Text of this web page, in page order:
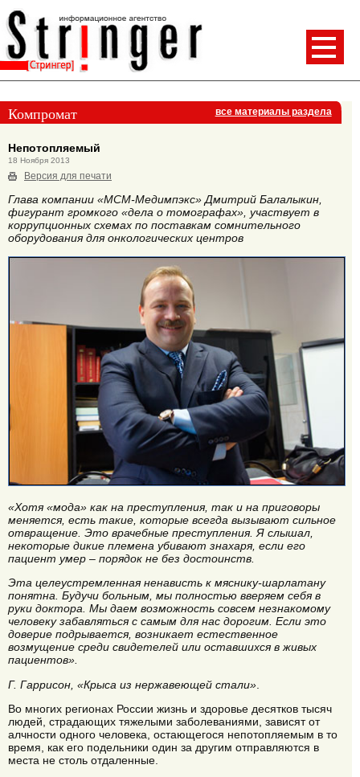
Компромат все материалы раздела
Непотопляемый
18 Ноября 2013
Версия для печати
Глава компании «МСМ-Медимпэкс» Дмитрий Балалыкин,
фигурант громкого «дела о томографах», участвует в
коррупционных схемах по поставкам сомнительного
оборудования для онкологических центров
«Хотя «мода» как на преступления, так и на приговоры
меняется, есть такие, которые всегда вызывают сильное
отвращение. Это врачебные преступления. Я слышал,
некоторые дикие племена убивают знахаря, если его
пациент умер – порядок не без достоинств.
Эта целеустремленная ненависть к мяснику-шарлатану
понятна. Будучи больным, мы полностью вверяем себя в
руки доктора. Мы даем возможность совсем незнакомому
человеку забавляться с самым для нас дорогим. Если это
доверие подрывается, возникает естественное
возмущение среди свидетелей или оставшихся в живых
пациентов».
Г. Гаррисон, «Крыса из нержавеющей стали»
Во многих регионах России жизнь и здоровье десятков тысяч
людей, страдающих тяжелыми заболеваниями, зависят от
алчности одного человека, остающегося непотопляемым в то
время, как его подельники один за другим отправляются в
места не столь отдаленные.